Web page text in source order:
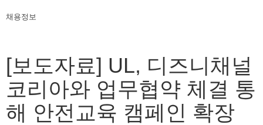
채용정보
[보도자료] UL, 디즈니채널
코리아와 업무협약 체결 통
해 안전교육 캠페인 확장